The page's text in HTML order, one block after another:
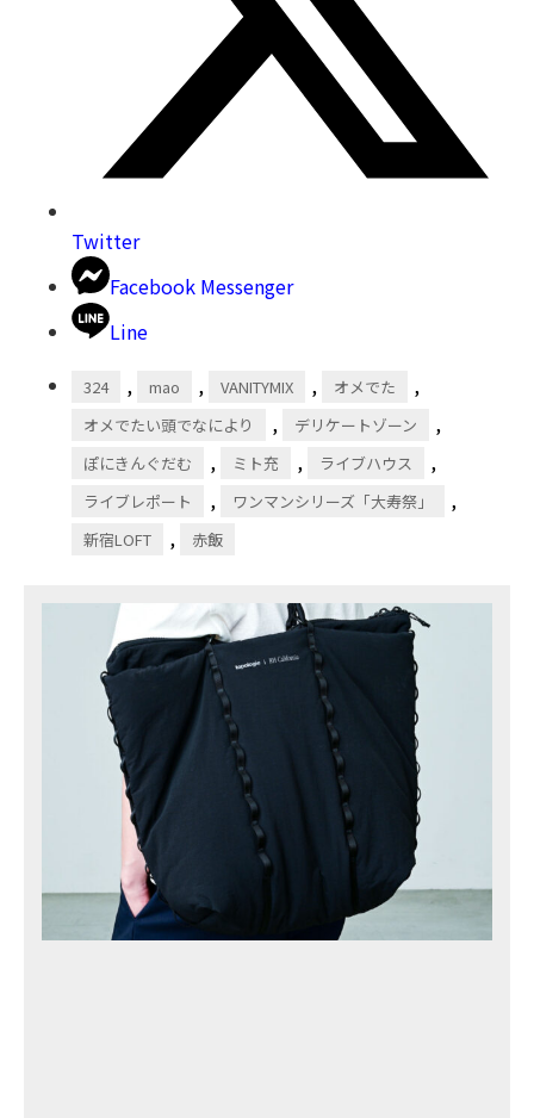
Twitter
Facebook Messenger
Line
324 , mao , VANITYMIX , オメでた ,
オメでたい頭でなにより , デリケートゾーン ,
ぽにきんぐだむ , ミト充 , ライブハウス ,
ライブレポート , ワンマンシリーズ「大寿祭」 ,
新宿LOFT , 赤飯